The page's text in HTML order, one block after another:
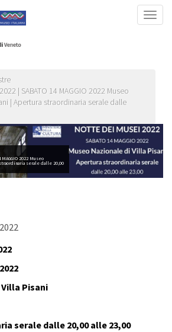
| SABATO 14 MAGGIO 2022 Museo
| Apertura straordinaria serale dalle
2022 Museo
serale dalle 20,00
Pisani
serale dalle 20,00 alle 23,00